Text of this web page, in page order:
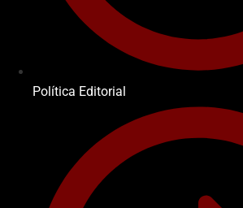
Política Editorial